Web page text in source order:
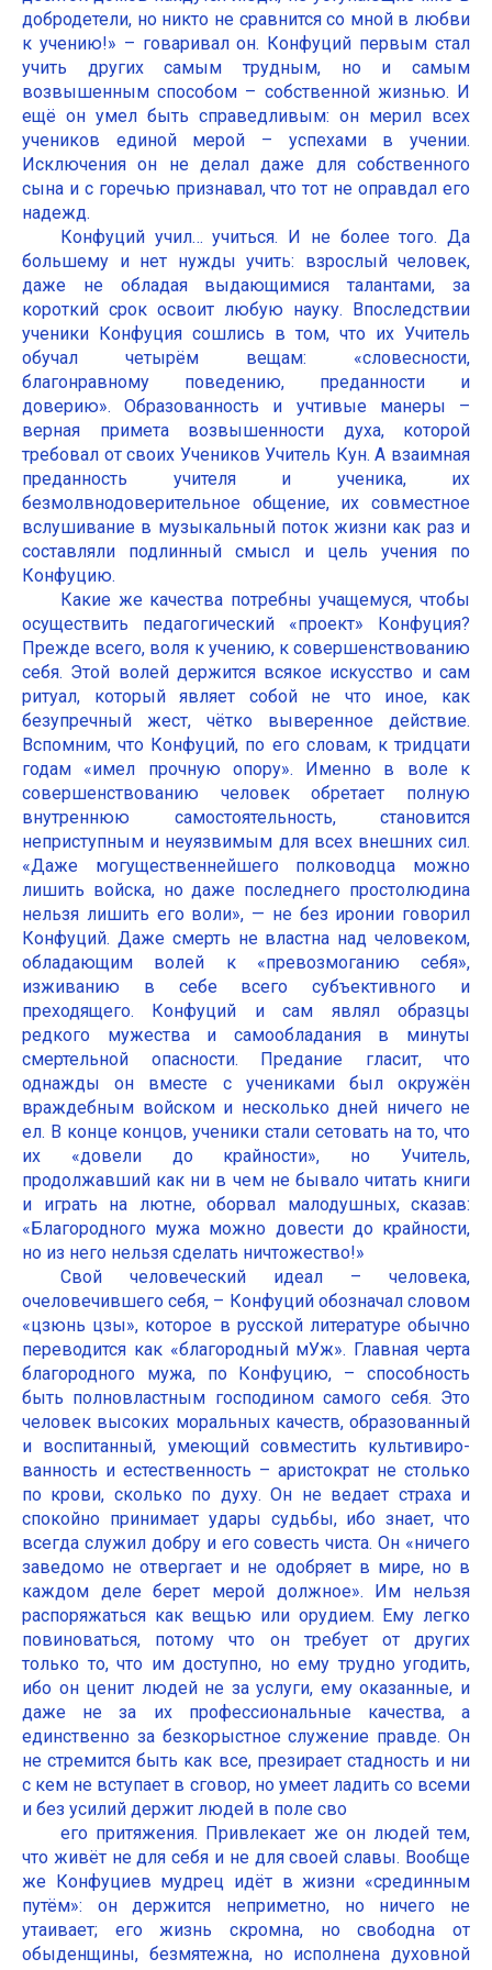
добродетели, но никто не сравнится со мной в любви
к учению!» – говаривал он. Конфуций первым стал
учить других самым трудным, но и самым
возвышенным способом – собственной жизнью. И
ещё он умел быть справедливым: он мерил всех
учеников единой мерой – успехами в учении.
Исключения он не делал даже для собственного
сына и с горечью признавал, что тот не оправдал его
надежд.
Конфуций учил… учиться. И не более того. Да
большему и нет нужды учить: взрослый человек,
даже не обладая выдающимися талантами, за
короткий срок освоит любую науку. Впоследствии
ученики Конфуция сошлись в том, что их Учитель
обучал четырём вещам: «словесности,
благонравному поведению, преданности и
доверию». Образованность и учтивые манеры –
верная примета возвышенности духа, которой
требовал от своих Учеников Учитель Кун. А взаимная
преданность учителя и ученика, их
безмолвнодоверительное общение, их совместное
вслушивание в музыкальный поток жизни как раз и
составляли подлинный смысл и цель учения по
Конфуцию.
Какие же качества потребны учащемуся, чтобы
осуществить педагогический «проект» Конфуция?
Прежде всего, воля к учению, к совершенствованию
себя. Этой волей держится всякое искусство и сам
ритуал, который являет собой не что иное, как
безупречный жест, чётко выверенное действие.
Вспомним, что Конфуций, по его словам, к тридцати
годам «имел прочную опору». Именно в воле к
совершенствованию человек обретает полную
внутреннюю самостоятельность, становится
неприступным и неуязвимым для всех внешних сил.
«Даже могущественнейшего полководца можно
лишить войска, но даже последнего простолюдина
нельзя лишить его воли», — не без иронии говорил
Конфуций. Даже смерть не властна над человеком,
обладающим волей к «превозмоганию себя»,
изживанию в себе всего субъективного и
преходящего. Конфуций и сам являл образцы
редкого мужества и самообладания в минуты
смертельной опасности. Предание гласит, что
однажды он вместе с учениками был окружён
враждебным войском и несколько дней ничего не
ел. В конце концов, ученики стали сетовать на то, что
их «довели до крайности», но Учитель,
продолжавший как ни в чем не бывало читать книги
и играть на лютне, оборвал малодушных, сказав:
«Благородного мужа можно довести до крайности,
но из него нельзя сделать ничтожество!»
Свой человеческий идеал – человека,
очеловечившего себя, – Конфуций обозначал словом
«цзюнь цзы», которое в русской литературе обычно
переводится как «благородный мУж». Главная черта
благородного мужа, по Конфуцию, – способность
быть полновластным господином самого себя. Это
человек высоких моральных качеств, образованный
и воспитанный, умеющий совместить культивиро-
ванность и естественность – аристократ не столько
по крови, сколько по духу. Он не ведает страха и
спокойно принимает удары судьбы, ибо знает, что
всегда служил добру и его совесть чиста. Он «ничего
заведомо не отвергает и не одобряет в мире, но в
каждом деле берет мерой должное». Им нельзя
распоряжаться как вещью или орудием. Ему легко
повиноваться, потому что он требует от других
только то, что им доступно, но ему трудно угодить,
ибо он ценит людей не за услуги, ему оказанные, и
даже не за их профессиональные качества, а
единственно за безкорыстное служение правде. Он
не стремится быть как все, презирает стадность и ни
с кем не вступает в сговор, но умеет ладить со всеми
и без усилий держит людей в поле сво
его притяжения. Привлекает же он людей тем,
что живёт не для себя и не для своей славы. Вообще
же Конфуциев мудрец идёт в жизни «срединным
путём»: он держится неприметно, но ничего не
утаивает; его жизнь скромна, но свободна от
обыденщины, безмятежна, но исполнена духовной